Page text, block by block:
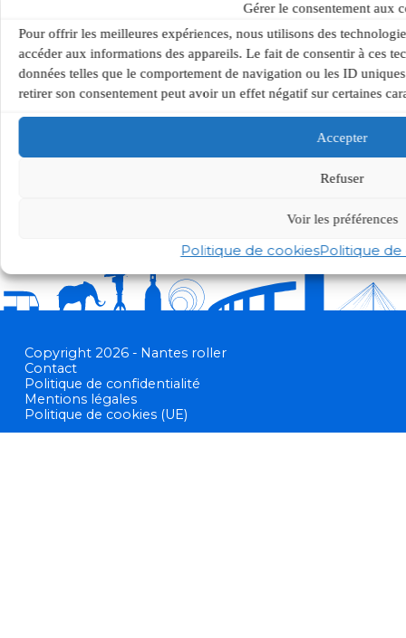
Gérer le consentement aux
Pour offrir les meilleures expériences, nous utilisons des
accéder aux informations des appareils. Le fait de consentir à ces
données telles que le comportement de navigation ou les ID
retirer son consentement peut avoir un effet négatif sur certaines
Accepter
Refuser
Voir les préférences
Politique de cookiesPolitique
Nantes-Roller fait son
carnaval 2026
Nantes-Roller organise une
randonnée roller événementielle le
16 avril 2026 sur le thème du…
Rejoindre Nantes-Roller
Copyright 2026 - Nantes roller
Contact
Politique de confidentialité
Mentions légales
Politique de cookies (UE)